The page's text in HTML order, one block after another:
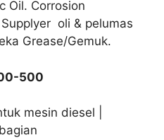
Oil. Corrosion
oli & pelumas
Grease/Gemuk.
500
mesin diesel |